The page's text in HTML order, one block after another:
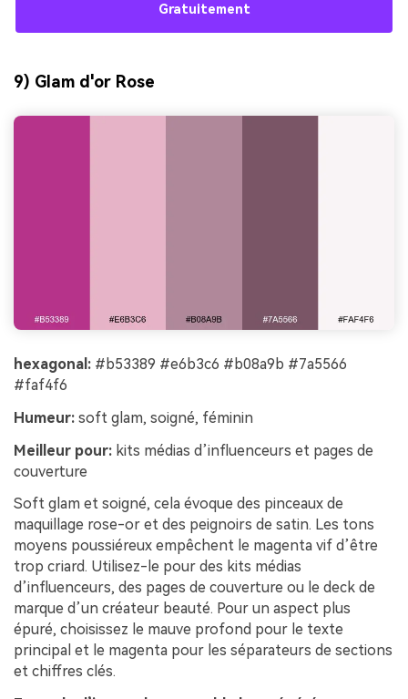
Gratuitement
9) Glam d'or Rose
hexagonal: #b53389 #e6b3c6 #b08a9b #7a5566
#faf4f6
Humeur: soft glam, soigné, féminin
Meilleur pour: kits médias d’influenceurs et pages de
couverture
Soft glam et soigné, cela évoque des pinceaux de
maquillage rose-or et des peignoirs de satin. Les tons
moyens poussiéreux empêchent le magenta vif d’être
trop criard. Utilisez-le pour des kits médias
d’influenceurs, des pages de couverture ou le deck de
marque d’un créateur beauté. Pour un aspect plus
épuré, choisissez le mauve profond pour le texte
principal et le magenta pour les séparateurs de sections
et chiffres clés.